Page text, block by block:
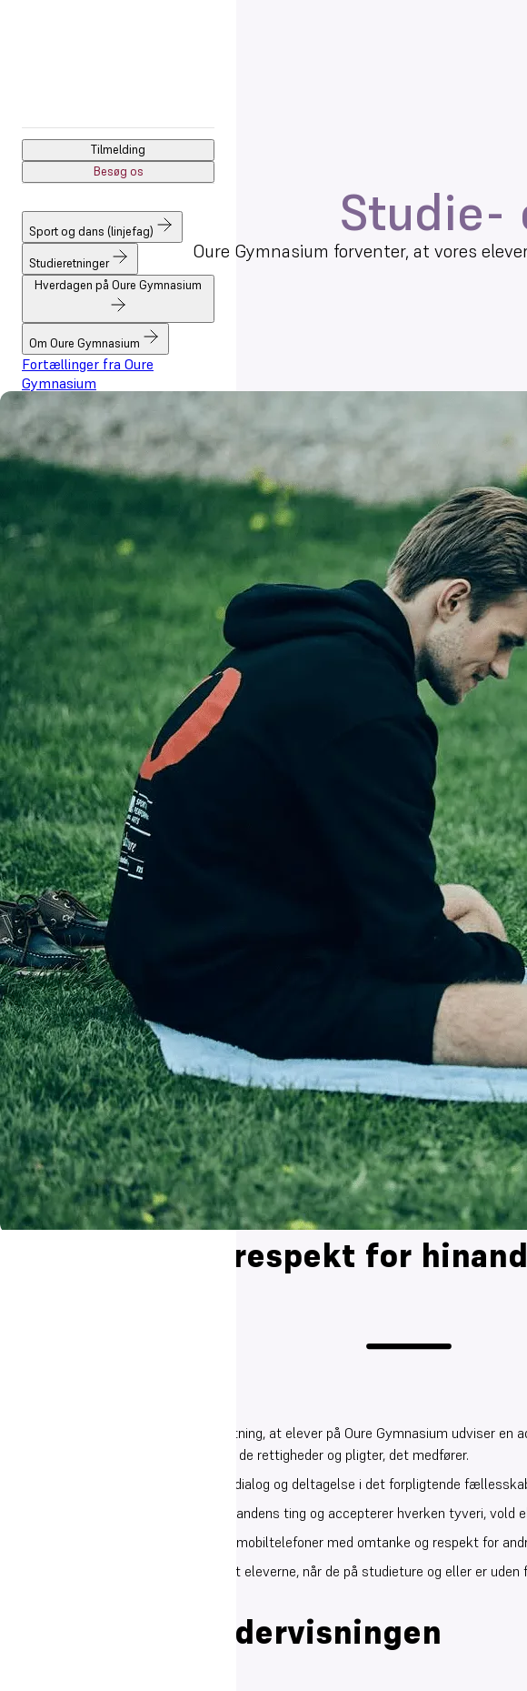
Tilmelding
Besøg os
Sport og dans (linjefag)
Studieretninger
Hverdagen på Oure Gymnasium
Om Oure Gymnasium
Fortællinger fra Oure
Gymnasium
Bliv elev
Kontakt
Webshop
Studie-
Oure Gymnasium forventer, at vores
Fællesskab og respekt for
Overordnet er det skolens klare forventning, at elever på Oure Gymnasium udviser
indgår i et forpligtende fællesskab med de rettigheder og pligter, det medfører.
Vi arbejder ud fra respekt for hinanden, dialog og deltagelse i det forpligtende
Vi anerkender hinanden, respekterer hinandens ting og accepterer hverken tyveri,
Vi bruger de sociale medier, internet og mobiltelefoner med omtanke og respekt for
Det er endvidere skolens forventning, at eleverne, når de på studieture og eller er
Deltagelse i undervisningen